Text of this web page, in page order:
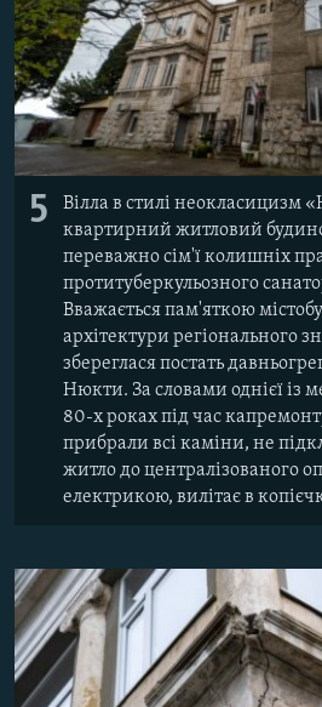
5
Вілла в стилі неокласицизм
квартирний житловий
переважно сім'ї колишніх
протитуберкульозного
Вважається пам'яткою
архітектури регіонального
збереглася постать
Нюкти. За словами однієї із
80-х роках під час
прибрали всі каміни, не
житло до централізованого
електрикою, вилітає в